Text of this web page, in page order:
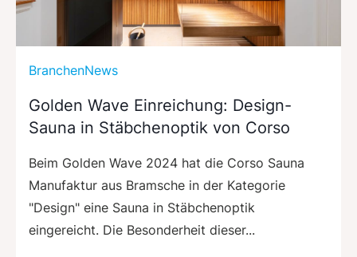
BranchenNews
Golden Wave Einreichung: Design-
Sauna in Stäbchenoptik von Corso
Beim Golden Wave 2024 hat die Corso Sauna
Manufaktur aus Bramsche in der Kategorie
"Design" eine Sauna in Stäbchenoptik
eingereicht. Die Besonderheit dieser...